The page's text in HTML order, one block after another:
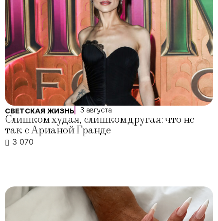
СВЕТСКАЯ ЖИЗНЬ 3 августа
Слишком худая, слишком другая: что не
так с Арианой Гранде
3 070